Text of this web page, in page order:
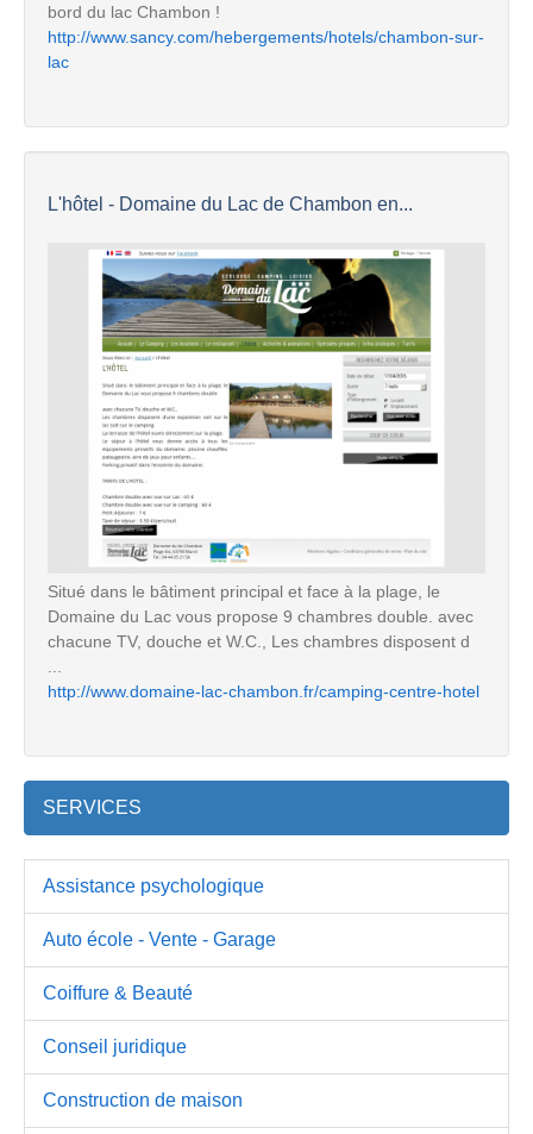
bord du lac Chambon !
http://www.sancy.com/hebergements/hotels/chambon-sur-
lac
L'hôtel - Domaine du Lac de Chambon en...
Situé dans le bâtiment principal et face à la plage, le
Domaine du Lac vous propose 9 chambres double. avec
chacune TV, douche et W.C., Les chambres disposent d
...
http://www.domaine-lac-chambon.fr/camping-centre-hotel
SERVICES
Assistance psychologique
Auto école - Vente - Garage
Coiffure & Beauté
Conseil juridique
Construction de maison